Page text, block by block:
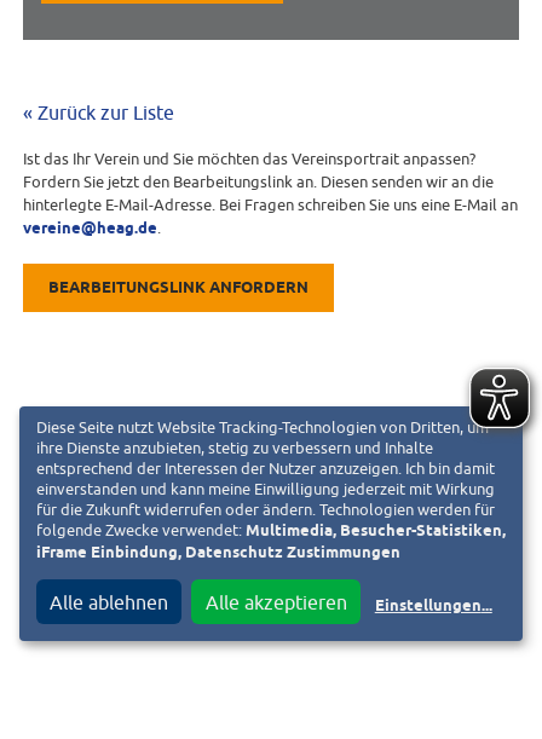
« Zurück zur Liste
Ist das Ihr Verein und Sie möchten das Vereinsportrait anpassen?
Fordern Sie jetzt den Bearbeitungslink an. Diesen senden wir an die
hinterlegte E-Mail-Adresse. Bei Fragen schreiben Sie uns eine E-Mail an
vereine@heag.de
BEARBEITUNGSLINK ANFORDERN
Diese Seite nutzt Website Tracking-Technologien von Dritten, um
ihre Dienste anzubieten, stetig zu verbessern und Inhalte
entsprechend der Interessen der Nutzer anzuzeigen. Ich bin damit
einverstanden und kann meine Einwilligung jederzeit mit Wirkung
für die Zukunft widerrufen oder ändern. Technologien werden für
folgende Zwecke verwendet: Multimedia, Besucher-Statistiken,
iFrame Einbindung, Datenschutz Zustimmungen
Alle ablehnen Alle akzeptieren Einstellungen...